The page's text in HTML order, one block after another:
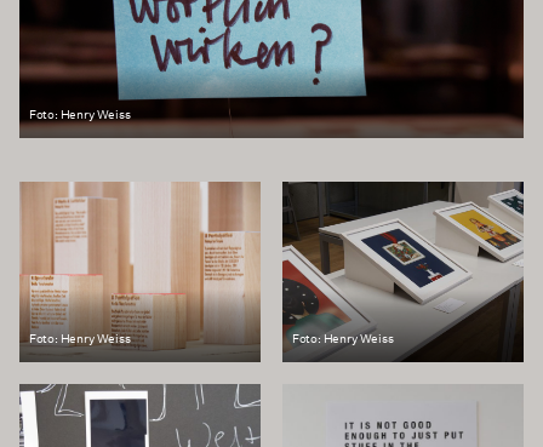
Foto: Henry Weiss
Foto: Henry Weiss Foto: Henry Weiss